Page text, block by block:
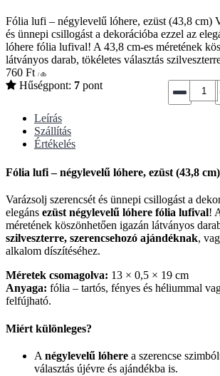
Fólia lufi – négylevelű lóhere, ezüst (43,8 cm)
és ünnepi csillogást a dekorációba ezzel az
lóhere fólia lufival! A 43,8 cm-es méretének
látványos darab, tökéletes választás
760 Ft / db
Hűségpont: 7 pont
Leírás
Szállítás
Értékelés
Fólia lufi – négylevelű lóhere, ezüst (43,8 cm)
Varázsolj szerencsét és ünnepi csillogást a
elegáns ezüst négylevelű lóhere fólia lufival!
méretének köszönhetően igazán látványos
szilveszterre, szerencsehozó ajándéknak,
alkalom díszítéséhez.
Méretek csomagolva: 13 × 0,5 × 19 cm
Anyaga: fólia – tartós, fényes és héliummal
felfújható.
Miért különleges?
A négylevelű lóhere a szerencse
választás újévre és ajándékba is.